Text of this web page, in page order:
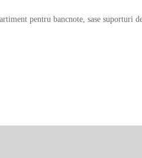
pentru bancnote, sase suporturi